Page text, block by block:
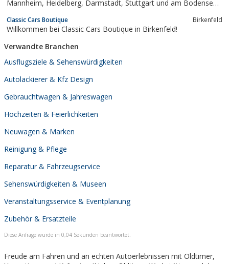
Mannheim, Heidelberg, Darmstadt, Stuttgart und am Bodensee.
Royce, Cadillac, Porsche und ein Ford Mustang für Selbstfahrer.
Ebenfalls können Sie...
Classic Cars Boutique Birkenfeld
Willkommen bei Classic Cars Boutique in Birkenfeld!
Verwandte Branchen
Ausflugsziele & Sehenswürdigkeiten
Autolackierer & Kfz Design
Gebrauchtwagen & Jahreswagen
Hochzeiten & Feierlichkeiten
Neuwagen & Marken
Reinigung & Pflege
Reparatur & Fahrzeugservice
Sehenswürdigkeiten & Museen
Veranstaltungsservice & Eventplanung
Zubehör & Ersatzteile
Diese Anfrage wurde in 0,04 Sekunden beantwortet.
Freude am Fahren und an echten Autoerlebnissen mit Oldtimer,